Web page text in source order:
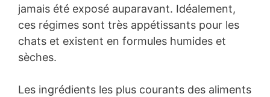
jamais été exposé auparavant. Idéalement,
ces régimes sont très appétissants pour les
chats et existent en formules humides et
sèches.
Les ingrédients les plus courants des aliments